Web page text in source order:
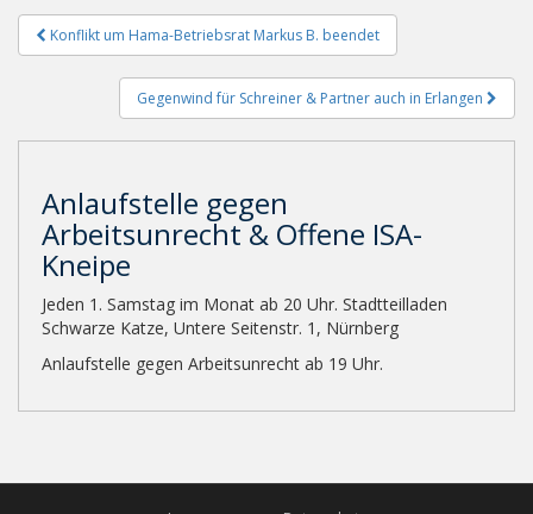
Beitragsnavigation
Konflikt um Hama-Betriebsrat Markus B. beendet
Gegenwind für Schreiner & Partner auch in Erlangen
Anlaufstelle gegen
Arbeitsunrecht & Offene ISA-
Kneipe
Jeden 1. Samstag im Monat ab 20 Uhr. Stadtteilladen
Schwarze Katze, Untere Seitenstr. 1, Nürnberg
Anlaufstelle gegen Arbeitsunrecht ab 19 Uhr.